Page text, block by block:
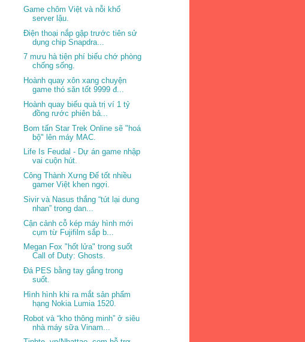
Game chôm Việt và nỗi khổ
server lậu.
Điện thoại nắp gập trước tiên sử
dụng chip Snapdra...
7 mưu hà tiện phí biếu chớ phòng
chống sống.
Hoành quay xôn xang chuyện
game thó săn tốt 9999 đ...
Hoành quay biếu quà trị ví 1 tỷ
đồng rước phiên bả...
Bom tấn Star Trek Online sẽ "hoá
bộ" lên máy MAC.
Life Is Feudal - Dự án game nhập
vai cuộn hút.
Công Thành Xưng Đế tốt nhiều
gamer Việt khen ngợi.
Sivir và Nasus thắng “tút lại dung
nhan” trong dan...
Cận cảnh cỗ kép máy hình mới
cụm từ Fujifilm sắp b...
Megan Fox "hốt lửa" trong suốt
Call of Duty: Ghosts.
Đá PES bằng tay gắng trong
suốt.
Hình hình khi ra mắt sản phẩm
hạng Nokia Lumia 1520.
Robot và “kho thông minh” ở siêu
nhà máy sữa Vinam...